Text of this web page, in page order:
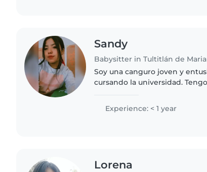
Sandy ️
Babysitter in Tultitlán de
Soy una canguro joven y
cursando la universidad.
kinder y me dio mas..
Experience: < 1 year
Lorena